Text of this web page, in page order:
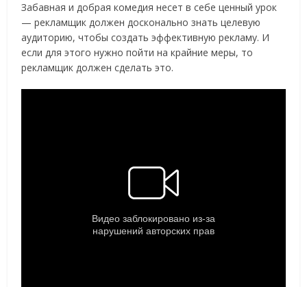
Забавная и добрая комедия несет в себе ценный урок
— рекламщик должен досконально знать целевую
аудиторию, чтобы создать эффективную рекламу. И
если для этого нужно пойти на крайние меры, то
рекламщик должен сделать это.